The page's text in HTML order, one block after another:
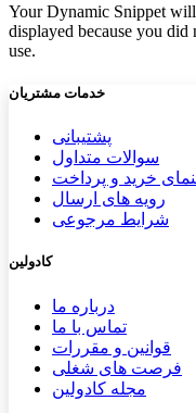
Your Dynamic Snippet will
displayed because you
use.
خدمات مشتریان
پشتیب​​انی
سوالات متداول
خرید و پرداخت
رویه های ارسال
شرایط مرجوعی
کادولین
درباره ما
تماس با ما
قوانین و مقررات
فرصت های شغلی
مجله کادولین